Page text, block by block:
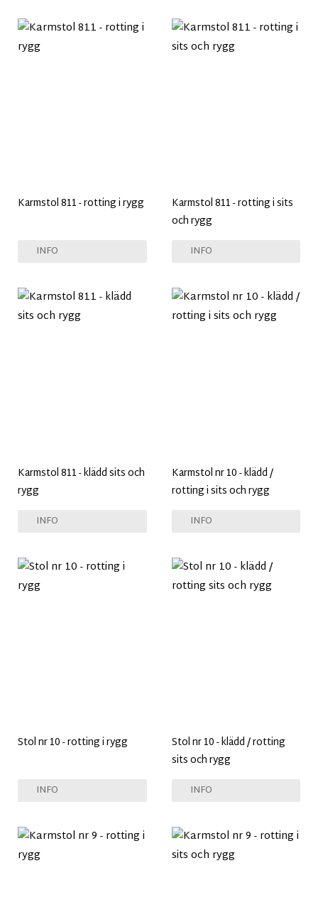
Karmstol 811 - rotting i rygg
INFO
Karmstol 811 - rotting i sits
och rygg
INFO
Karmstol 811 - klädd sits och
rygg
INFO
Karmstol nr 10 - klädd /
rotting i sits och rygg
INFO
Stol nr 10 - rotting i rygg
INFO
Stol nr 10 - klädd / rotting
sits och rygg
INFO